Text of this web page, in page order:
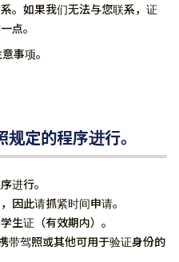
。如果我们无法与您联系，证
点。
事项。
定的程序进行。
进行。
因此请抓紧时间申请。
生证（有效期内）。
带驾照或其他可用于验证身份的